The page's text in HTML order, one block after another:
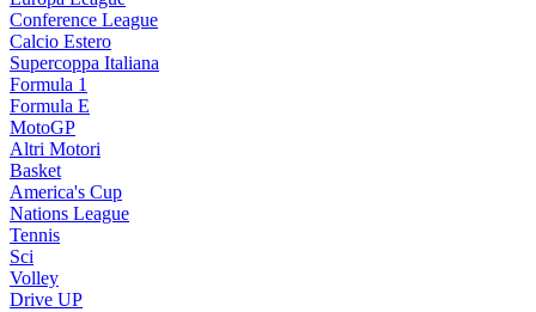
Conference League
Calcio Estero
Supercoppa Italiana
Formula 1
Formula E
MotoGP
Altri Motori
Basket
America's Cup
Nations League
Tennis
Sci
Volley
Drive UP